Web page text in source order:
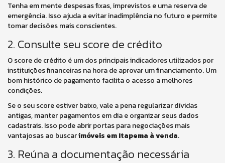
Tenha em mente despesas fixas, imprevistos e uma reserva de
emergência. Isso ajuda a evitar inadimplência no futuro e permite
tomar decisões mais conscientes.
2. Consulte seu score de crédito
O score de crédito é um dos principais indicadores utilizados por
instituições financeiras na hora de aprovar um financiamento. Um
bom histórico de pagamento facilita o acesso a melhores
condições.
Se o seu score estiver baixo, vale a pena regularizar dívidas
antigas, manter pagamentos em dia e organizar seus dados
cadastrais. Isso pode abrir portas para negociações mais
vantajosas ao buscarimóveis em Itapema à venda.
3. Reúna a documentação necessária